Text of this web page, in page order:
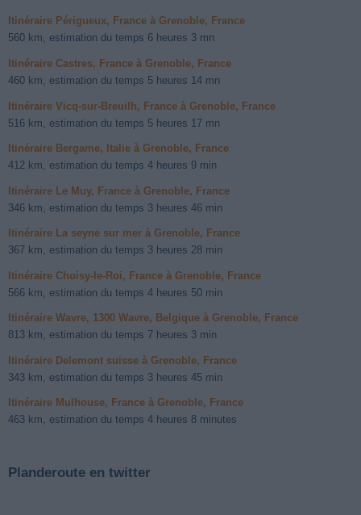
Itinéraire Périgueux, France à Grenoble, France
560 km, estimation du temps 6 heures 3 mn
Itinéraire Castres, France à Grenoble, France
460 km, estimation du temps 5 heures 14 mn
Itinéraire Vicq-sur-Breuilh, France à Grenoble, France
516 km, estimation du temps 5 heures 17 mn
Itinéraire Bergame, Italie à Grenoble, France
412 km, estimation du temps 4 heures 9 min
Itinéraire Le Muy, France à Grenoble, France
346 km, estimation du temps 3 heures 46 min
Itinéraire La seyne sur mer à Grenoble, France
367 km, estimation du temps 3 heures 28 min
Itinéraire Choisy-le-Roi, France à Grenoble, France
566 km, estimation du temps 4 heures 50 min
Itinéraire Wavre, 1300 Wavre, Belgique à Grenoble, France
813 km, estimation du temps 7 heures 3 min
Itinéraire Delemont suisse à Grenoble, France
343 km, estimation du temps 3 heures 45 min
Itinéraire Mulhouse, France à Grenoble, France
463 km, estimation du temps 4 heures 8 minutes
Planderoute en twitter